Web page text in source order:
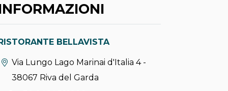
BELLAVISTA
Località:
Via Lungo Lago Marinai d'Italia 4 -
38067 Riva del Garda